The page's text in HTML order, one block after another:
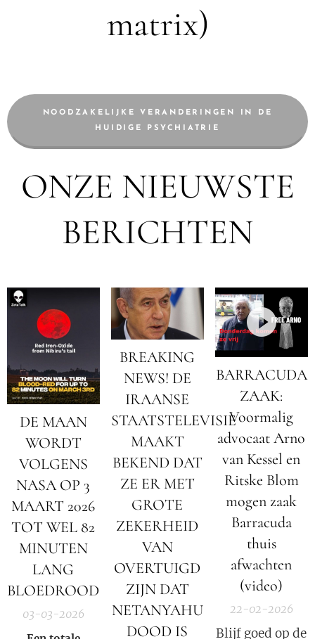
matrix)
NOODZAKELIJKE VERANDERINGEN IN DE
HUIDIGE PSYCHIATRIE
ONZE NIEUWSTE
BERICHTEN
DE MAAN
WORDT
VOLGENS
NASA OP 3
MAART 2026
TOT WEL 82
MINUTEN
LANG
BLOEDROOD
03-03-2026
BREAKING
NEWS! DE
IRAANSE
STAATSTELEVISIE
MAAKT
BEKEND DAT
ZE ER MET
GROTE
ZEKERHEID
VAN
OVERTUIGD
ZIJN DAT
NETANYAHU
DOOD IS
BARRACUDA
ZAAK:
Voormalig
advocaat Arno
van Kessel en
Ritske Blom
mogen zaak
Barracuda
thuis
afwachten
(video)
22-02-2026
Blijf goed op de